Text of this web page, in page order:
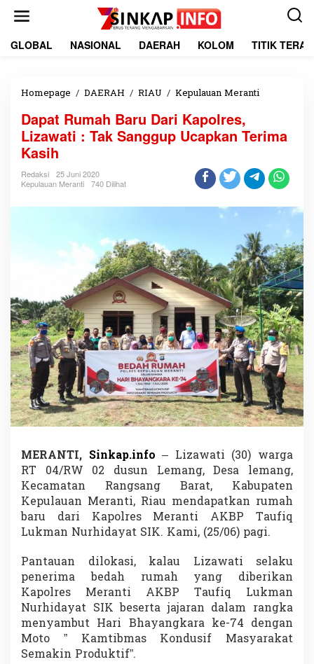
GLOBAL NASIONAL DAERAH KOLOM TITIK
Homepage / DAERAH / RIAU / Kepulauan Meranti
a
t
u
m
h
a
r
u
D
a
r
i
K
a
p
o
l
r
e
s
,
z
a
w
a
t
i
:
a
k
S
a
n
g
g
Dapat Rumah Baru Dari Kapolres,
Lizawati : Tak Sanggup Ucapkan Terima
Kasih
Redaksi
25 Juni 2020
Kepulauan Meranti
740 Dilihat
MERANTI, Sinkap.info – Lizawati (30) warga
RT 04/RW 02 dusun Lemang, Desa lemang,
Kecamatan Rangsang Barat, Kabupaten
Kepulauan Meranti, Riau mendapatkan rumah
baru dari Kapolres Meranti AKBP Taufiq
Lukman Nurhidayat SIK. Kami, (25/06) pagi.
Pantauan dilokasi, kalau Lizawati selaku
penerima bedah rumah yang diberikan
Kapolres Meranti AKBP Taufiq Lukman
Nurhidayat SIK beserta jajaran dalam rangka
menyambut Hari Bhayangkara ke-74 dengan
Moto ” Kamtibmas Kondusif Masyarakat
Semakin Produktif”.